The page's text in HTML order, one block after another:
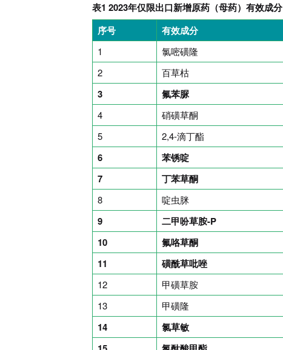
表1 2023年仅限出口新增原药（母药）有效成分
序号
有效成分
1 氯嘧磺隆
2
百草枯
3 氟苯脲
4 硝磺草酮
5
2,4-滴丁酯
6 苯锈啶
7
丁苯草酮
8 啶虫脒
9 二甲吩草胺-P
10
氟咯草酮
11
磺酰草吡唑
12 甲磺草胺
13
甲磺隆
14 氯草敏